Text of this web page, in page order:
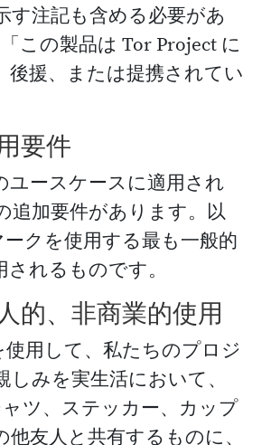
す注記も含める必要があ
この製品は Tor Project に
後援、または提携されてい
要件
ユースケースに適用され
追加要件があります。以
クを使用する最も一般的
れるものです。
的、非商業的使用
用して、私たちのプロジ
しみを実生活において、
ツ、ステッカー、カップ
友人と共有するものに、